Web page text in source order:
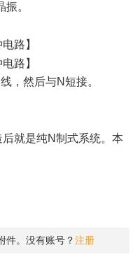
。
路】
路】
，然后与N短接。
就是纯N制式系统。本
件。没有账号？注册